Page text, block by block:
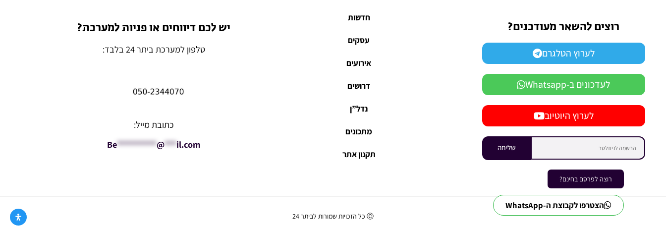
הצטרפו לקבוצת ה-WhatsApp
רוצה לפרסם בחינם?
רוצים להשאר מעודכנים?
לערוץ הטלגרם
לעדכונים ב-Whatsapp
לערוץ היוטיוב
שליחה
חדשות
עסקים
אירועים
דרושים
נדל”ן
מתכונים
תקנון אתר
יש לכם דיווחים או פניות למערכת?
טלפון למערכת ביתר 24 בלבד:
כתובת מייל:
Be**********@***il.com
Ⓒ כל הזכויות שמורות לביתר 24